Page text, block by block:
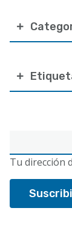
electrónico
Tu dirección